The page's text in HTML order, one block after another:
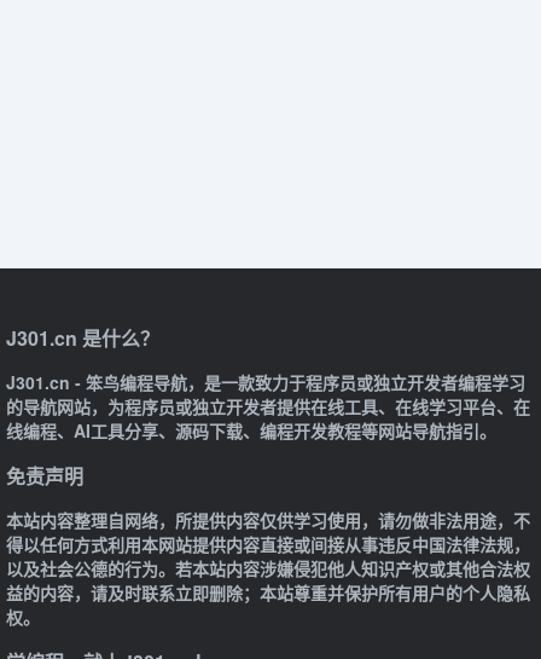
J301.cn 是什么？
J301.cn - 笨鸟编程导航，是一款致力于程序员或独立开发者编程学习
的导航网站，为程序员或独立开发者提供在线工具、在线学习平台、在
线编程、AI工具分享、源码下载、编程开发教程等网站导航指引。
免责声明
本站内容整理自网络，所提供内容仅供学习使用，请勿做非法用途，不
得以任何方式利用本网站提供内容直接或间接从事违反中国法律法规，
以及社会公德的行为。若本站内容涉嫌侵犯他人知识产权或其他合法权
益的内容，请及时联系立即删除；本站尊重并保护所有用户的个人隐私
权。